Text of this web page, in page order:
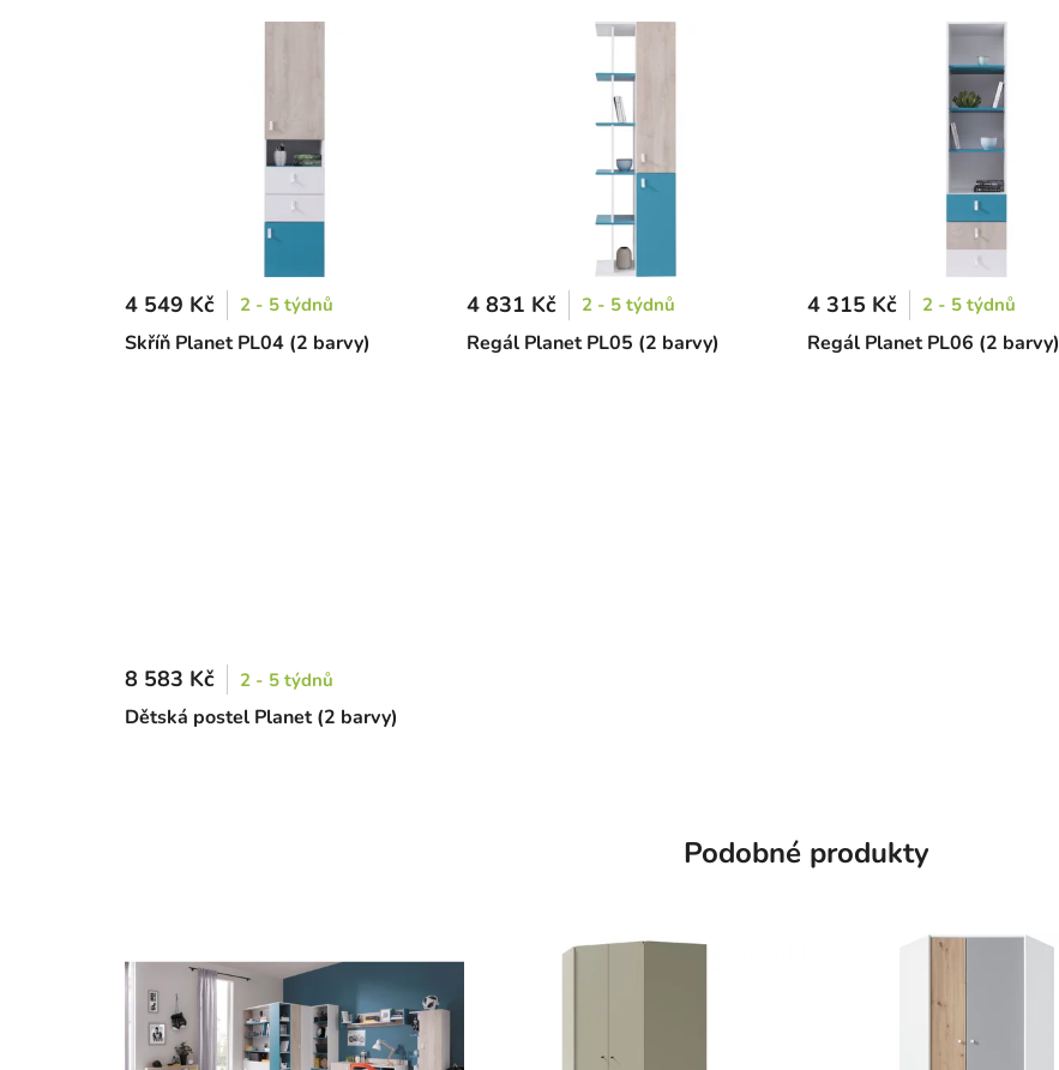
Skříň Planet PL04 (2 barvy)
4 549 Kč 2 - 5 týdnů
Regál Planet PL05 (2 barvy)
4 831 Kč 2 - 5 týdnů
Regál Planet PL06 (2 barvy)
4 315 Kč 2 - 5 týdnů
Dětská postel Planet (2 barvy)
8 583 Kč 2 - 5 týdnů
Podobné produkty